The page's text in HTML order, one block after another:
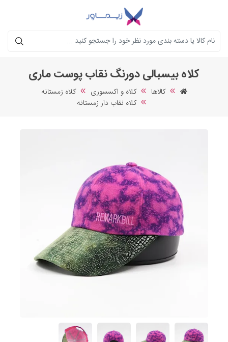
جستجو
کلاه بیسبالی دورنگ نقاب پوست ماری
کالاها کلاه و اکسسوری
کلاه زمستانه
کلاه نقاب دار زمستانه